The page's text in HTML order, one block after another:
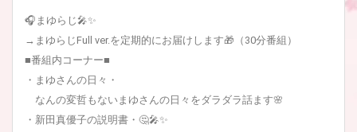
🎧まゆらじ🎤✨
→まゆらじFull ver.を定期的にお届けします🎁（30分番組）
■番組内コーナー■
・まゆさんの日々・
なんの変哲もないまゆさんの日々をダラダラ話ます🌸
・新田真優子の説明書・🤔🎤✨